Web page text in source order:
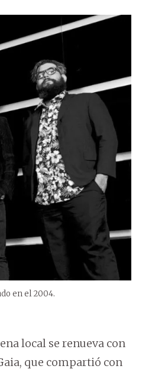
en el 2004.
local se renueva con
que compartió con